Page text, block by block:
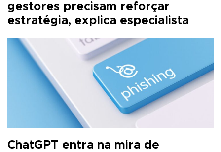
gestores precisam reforçar
estratégia, explica especialista
ChatGPT entra na mira de